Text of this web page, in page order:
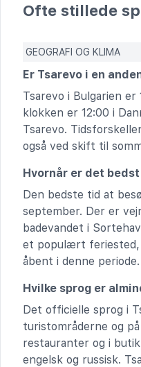
Ofte stillede
GEOGRAFI OG KLIMA
Er Tsarevo i en
Tsarevo i Bulgarien
klokken er 12:00 i
Tsarevo.
også ved skift til
Hvornår er det
Den bedste tid at
september. Der er
badevandet i
et populært
åbent i denne periode.
Hvilke sprog er
Det officielle sprog i
turistområderne og
restauranter og i
engelsk og russisk.